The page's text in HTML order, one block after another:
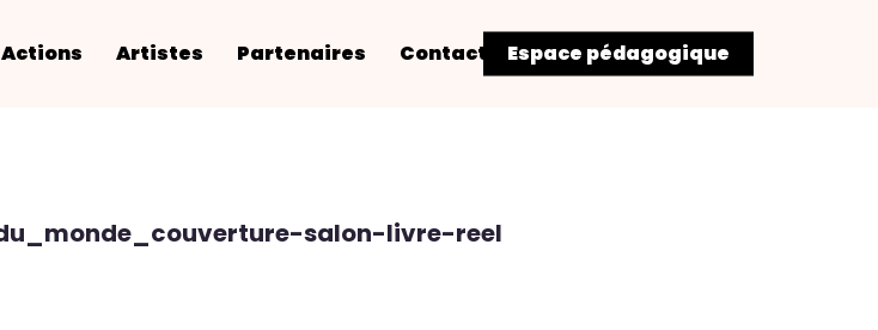
Actions Artistes Partenaires Contact Espace pédagogique
salon-livre-reel